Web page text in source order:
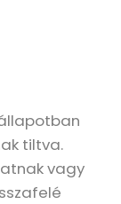
tiltva.
vagy